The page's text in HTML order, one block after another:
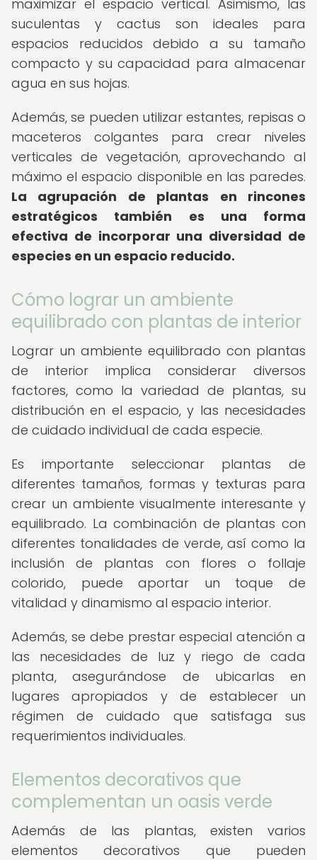
maximizar el espacio vertical. Asimismo, las
suculentas y cactus son ideales para
espacios reducidos debido a su tamaño
compacto y su capacidad para almacenar
agua en sus hojas.
Además, se pueden utilizar estantes, repisas o
maceteros colgantes para crear niveles
verticales de vegetación, aprovechando al
máximo el espacio disponible en las paredes.
La agrupación de plantas en rincones
estratégicos también es una forma
efectiva de incorporar una diversidad de
especies en un espacio reducido.
Cómo lograr un ambiente
equilibrado con plantas de interior
Lograr un ambiente equilibrado con plantas
de interior implica considerar diversos
factores, como la variedad de plantas, su
distribución en el espacio, y las necesidades
de cuidado individual de cada especie.
Es importante seleccionar plantas de
diferentes tamaños, formas y texturas para
crear un ambiente visualmente interesante y
equilibrado. La combinación de plantas con
diferentes tonalidades de verde, así como la
inclusión de plantas con flores o follaje
colorido, puede aportar un toque de
vitalidad y dinamismo al espacio interior.
Además, se debe prestar especial atención a
las necesidades de luz y riego de cada
planta, asegurándose de ubicarlas en
lugares apropiados y de establecer un
régimen de cuidado que satisfaga sus
requerimientos individuales.
Elementos decorativos que
complementan un oasis verde
Además de las plantas, existen varios
elementos decorativos que pueden